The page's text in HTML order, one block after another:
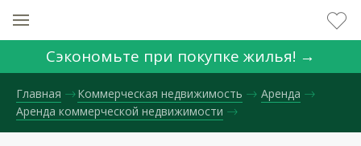
Сэкономьте при покупке жилья! →
Главная Коммерческая недвижимость
Аренда
Аренда коммерческой недвижимости